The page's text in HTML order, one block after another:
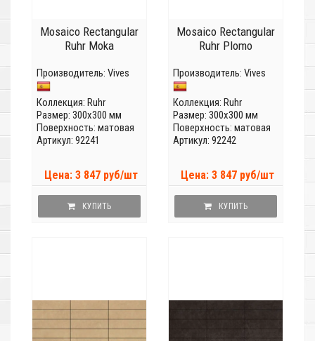
Mosaico Rectangular
Ruhr Moka
Производитель: Vives
Коллекция: Ruhr
Размер: 300x300 мм
Поверхность: матовая
Артикул: 92241
Цена: 3 847 руб/шт
КУПИТЬ
Mosaico Rectangular
Ruhr Plomo
Производитель: Vives
Коллекция: Ruhr
Размер: 300x300 мм
Поверхность: матовая
Артикул: 92242
Цена: 3 847 руб/шт
КУПИТЬ